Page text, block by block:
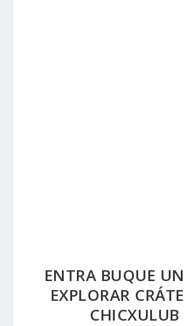
ENTRA BUQUE
EXPLORAR
CHICXULUB